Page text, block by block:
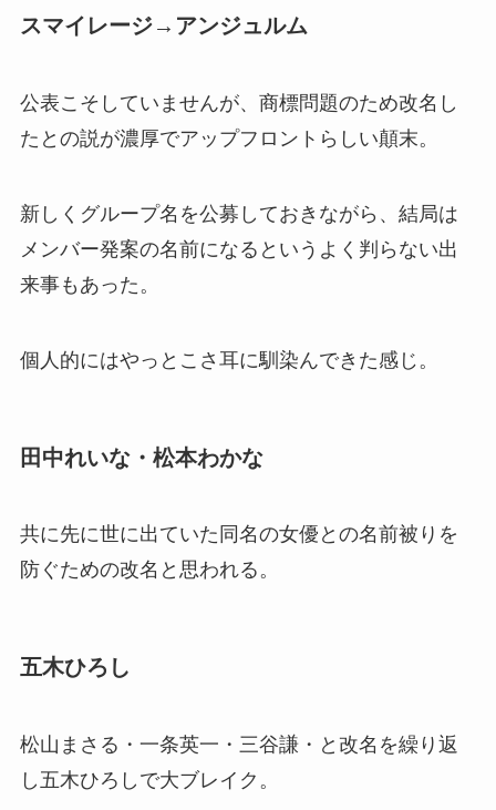
スマイレージ→アンジュルム
公表こそしていませんが、商標問題のため改名し
たとの説が濃厚でアップフロントらしい顛末。
新しくグループ名を公募しておきながら、結局は
メンバー発案の名前になるというよく判らない出
来事もあった。
個人的にはやっとこさ耳に馴染んできた感じ。
田中れいな・松本わかな
共に先に世に出ていた同名の女優との名前被りを
防ぐための改名と思われる。
五木ひろし
松山まさる・一条英一・三谷謙・と改名を繰り返
し五木ひろしで大ブレイク。